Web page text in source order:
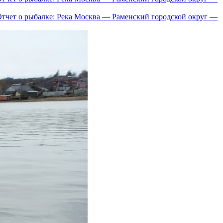
о рыбалке: Река Москва — Раменский городской округ —